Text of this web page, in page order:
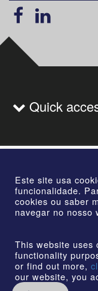
Quick
Cruzeiro
Rua Dr. Othon
CEP: 12730-010
Este site usa
funcionalidade.
cookies ou saber
navegar no nosso
This website uses
functionality
or find out more,
our website, you